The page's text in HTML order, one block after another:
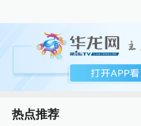
热点推荐